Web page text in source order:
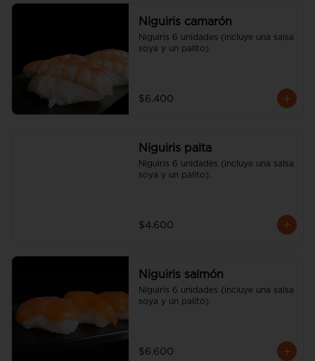
Niguiris camarón
Niguiris 6 unidades (incluye una salsa
soya y un palito).
$6.400
Niguiris palta
Niguiris 6 unidades (incluye una salsa
soya y un palito).
$4.600
Niguiris salmón
Niguiris 6 unidades (incluye una salsa
soya y un palito).
$6.600